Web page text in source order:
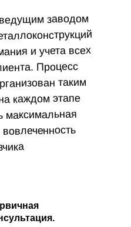
заводом
и учета всех
Процесс
таким
каждом этапе
максимальная